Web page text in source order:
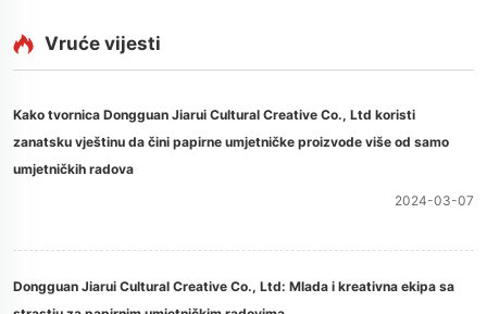
Vruće vijesti
Kako tvornica Dongguan Jiarui Cultural Creative Co., Ltd koristi
zanatsku vještinu da čini papirne umjetničke proizvode više od samo
umjetničkih radova
2024-03-07
Dongguan Jiarui Cultural Creative Co., Ltd: Mlada i kreativna ekipa sa